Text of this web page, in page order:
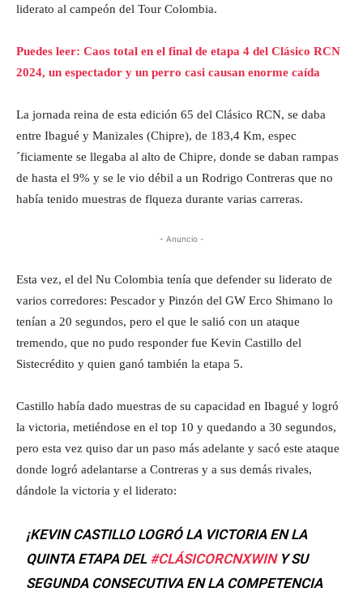
liderato al campeón del Tour Colombia.
Puedes leer: Caos total en el final de etapa 4 del Clásico RCN
2024, un espectador y un perro casi causan enorme caída
La jornada reina de esta edición 65 del Clásico RCN, se daba
entre Ibagué y Manizales (Chipre), de 183,4 Km, espec
´ficiamente se llegaba al alto de Chipre, donde se daban rampas
de hasta el 9% y se le vio débil a un Rodrigo Contreras que no
había tenido muestras de flqueza durante varias carreras.
- Anuncio -
Esta vez, el del Nu Colombia tenía que defender su liderato de
varios corredores: Pescador y Pinzón del GW Erco Shimano lo
tenían a 20 segundos, pero el que le salió con un ataque
tremendo, que no pudo responder fue Kevin Castillo del
Sistecrédito y quien ganó también la etapa 5.
Castillo había dado muestras de su capacidad en Ibagué y logró
la victoria, metiéndose en el top 10 y quedando a 30 segundos,
pero esta vez quiso dar un paso más adelante y sacó este ataque
donde logró adelantarse a Contreras y a sus demás rivales,
dándole la victoria y el liderato:
¡KEVIN CASTILLO LOGRÓ LA VICTORIA EN LA
QUINTA ETAPA DEL #CLÁSICORCNXWINY SU
SEGUNDA CONSECUTIVA EN LA COMPETENCIA